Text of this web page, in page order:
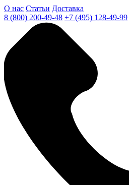
О нас Статьи Доставка
8 (800) 200-49-48 +7 (495) 128-49-99